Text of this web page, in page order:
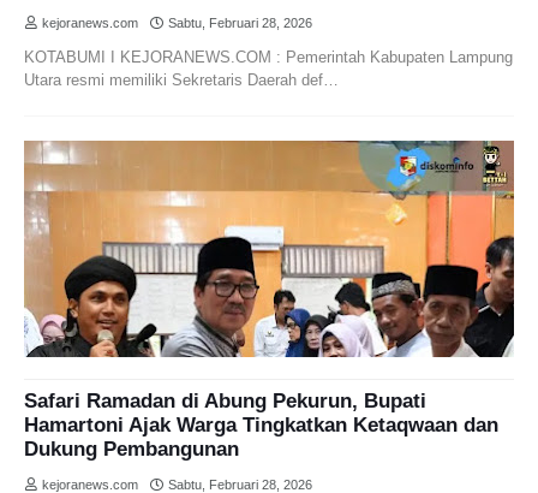
kejoranews.com Sabtu, Februari 28, 2026
KOTABUMI I KEJORANEWS.COM : Pemerintah Kabupaten Lampung
Utara resmi memiliki Sekretaris Daerah def…
Safari Ramadan di Abung Pekurun, Bupati
Hamartoni Ajak Warga Tingkatkan Ketaqwaan dan
Dukung Pembangunan
kejoranews.com Sabtu, Februari 28, 2026